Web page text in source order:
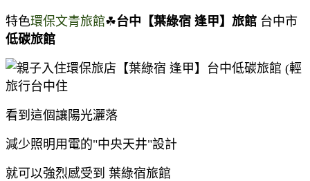
特色環保文青旅館☘台中【葉綠宿 逢甲】旅館 台中市
低碳旅館
看到這個讓陽光灑落
減少照明用電的"中央天井"設計
就可以強烈感受到 葉綠宿旅館